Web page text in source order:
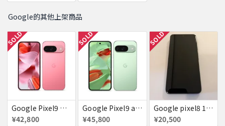
Google的其他上架商品
SOLD
Google Pixel9 Peony 128GB / 12GB SoftBank SIMフリー 送料無料
¥42,800
SOLD
Google Pixel9 au Wintergreen 128GB / 12GB 送料無料
¥45,800
SOLD
Google pixel8 128GB obsidian 付属品完備
¥20,500